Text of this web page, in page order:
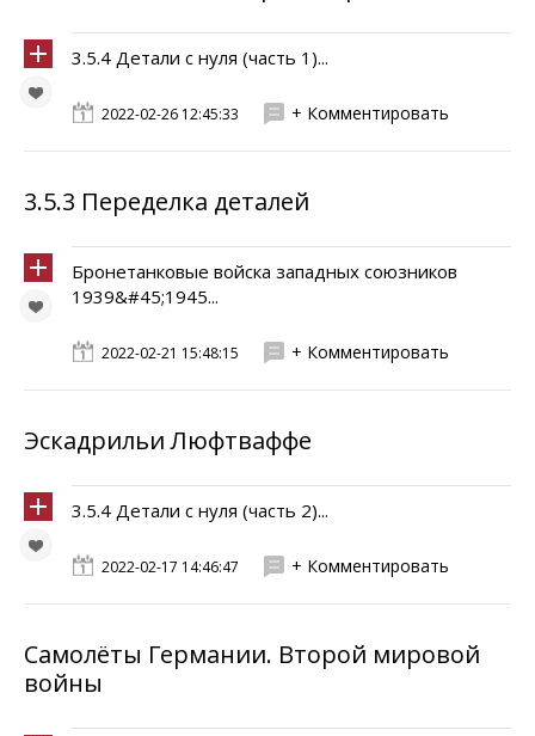
3.5.4 Детали с нуля (часть 1)...
2022-02-26 12:45:33 + Комментировать
3.5.3 Переделка деталей
Бронетанковые войска западных союзников
1939&#45;1945...
2022-02-21 15:48:15 + Комментировать
Эскадрильи Люфтваффе
3.5.4 Детали с нуля (часть 2)...
2022-02-17 14:46:47 + Комментировать
Самолёты Германии. Второй мировой
войны